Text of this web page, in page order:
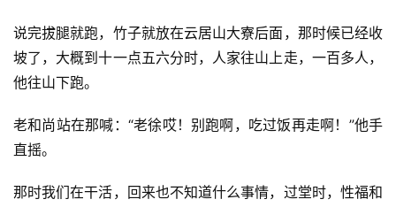
说完拔腿就跑，竹子就放在云居山大寮后面，那时候已经收
坡了，大概到十一点五六分时，人家往山上走，一百多人，
他往山下跑。
老和尚站在那喊：“老徐哎！别跑啊，吃过饭再走啊！”他手
直摇。
那时我们在干活，回来也不知道什么事情，过堂时，性福和